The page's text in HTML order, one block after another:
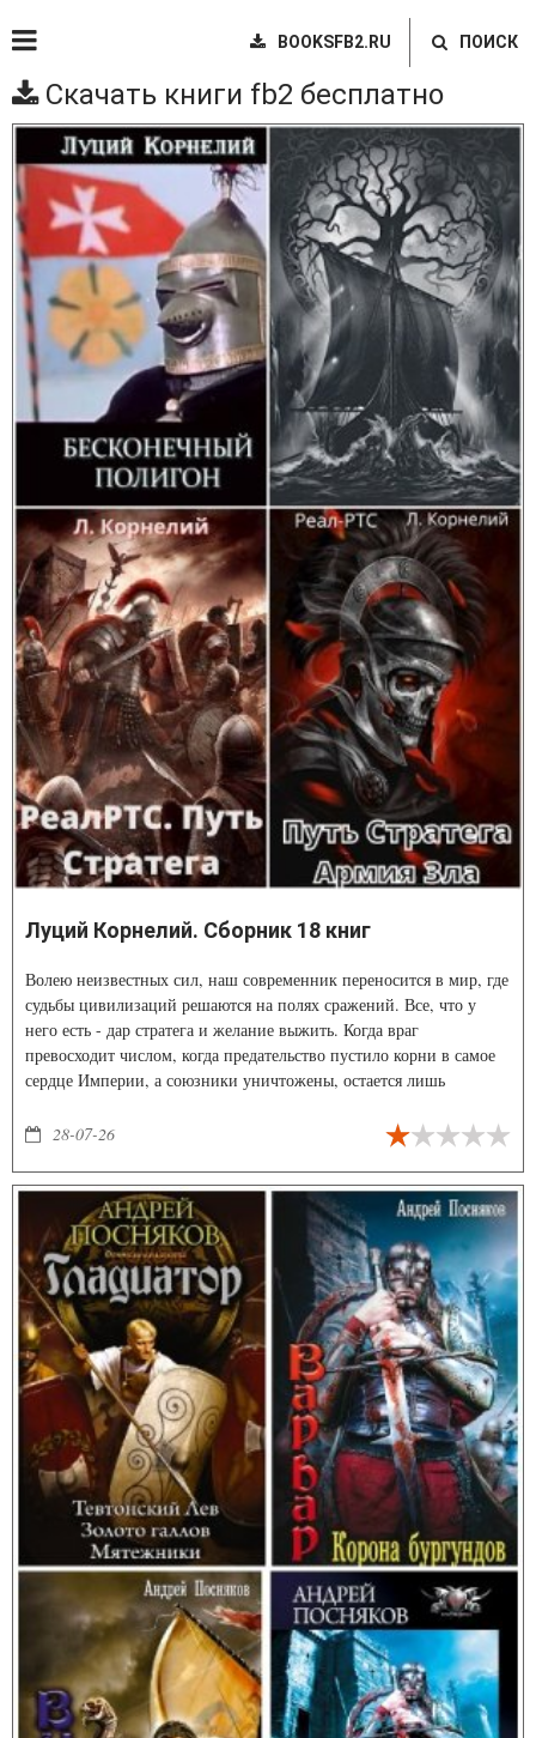
BOOKSFB2.RU ПОИСК
Скачать книги fb2 бесплатно
Луций Корнелий. Сборник 18 книг
Волею неизвестных сил, наш современник переносится в мир, где
судьбы цивилизаций решаются на полях сражений. Все, что у
него есть - дар стратега и желание выжить. Когда враг
превосходит числом, когда предательство пустило корни в самое
сердце Империи, а союзники уничтожены, остается лишь
28-07-26